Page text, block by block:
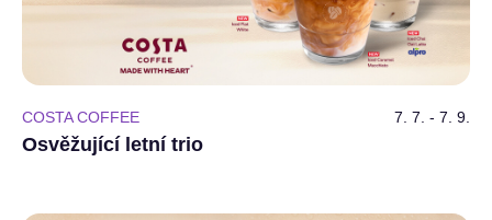
COSTA COFFEE 7. 7. - 7. 9.
Osvěžující letní trio